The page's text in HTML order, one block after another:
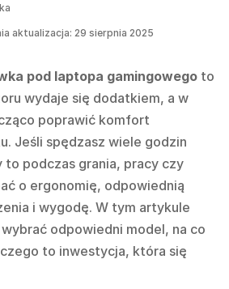
aktualizacja: 29 sierpnia 2025
pod laptopa gamingowego to
wydaje się dodatkiem, a w
poprawić komfort
Jeśli spędzasz wiele godzin
podczas grania, pracy czy
o ergonomię, odpowiednią
i wygodę. W tym artykule
odpowiedni model, na co
to inwestycja, która się